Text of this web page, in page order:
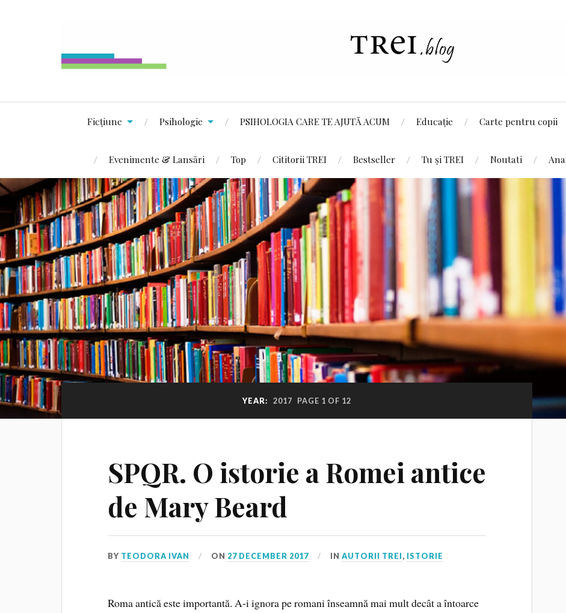
Ficțiune Psihologie PSIHOLOGIA CARE TE AJUTĂ ACUM Educație Carte pentru copii
Evenimente & Lansări Top Cititorii TREI Bestseller Tu și TREI Noutati
YEAR: 2017 PAGE 1 OF 12
SPQR. O istorie a Romei antice
de Mary Beard
BY TEODORA IVAN ON 27 DECEMBER 2017 INAUTORII TREI, ISTORIE
Roma antică este importantă. A‑i ignora pe romani înseamnă mai mult decât a întoarce